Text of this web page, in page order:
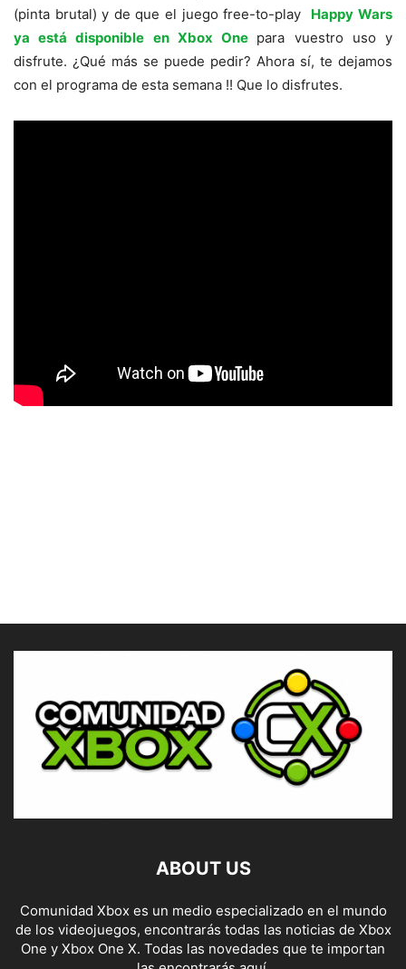
(pinta brutal) y de que el juego free-to-play
Happy Wars
ya está disponible en Xbox One para vuestro uso y
disfrute. ¿Qué más se puede pedir? Ahora sí, te dejamos
con el programa de esta semana !! Que lo disfrutes.
ABOUT US
Comunidad Xbox es un medio especializado en el mundo
de los videojuegos, encontrarás todas las noticias de Xbox
One y Xbox One X. Todas las novedades que te importan